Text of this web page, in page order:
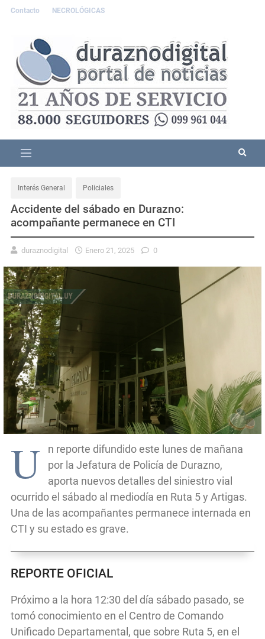
Contacto NECROLÓGICAS
Interés General Policiales
Accidente del sábado en Durazno:
acompañante permanece en CTI
duraznodigital Enero 21, 2025 0
U
n reporte difundido este lunes de mañana
por la Jefatura de Policía de Durazno,
aporta nuevos detalles del siniestro vial
ocurrido el sábado al mediodía en Ruta 5 y Artigas.
Una de las acompañantes permanece internada en
CTI y su estado es grave.
REPORTE OFICIAL
Próximo a la hora 12:30 del día sábado pasado, se
tomó conocimiento en el Centro de Comando
Unificado Departamental, que sobre Ruta 5, en el